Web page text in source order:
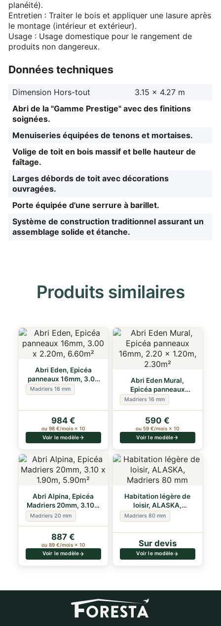
planéité).
Entretien : Traiter le bois et appliquer une lasure après
le montage (intérieur et extérieur).
Usage : Usage domestique pour le rangement de
produits non dangereux.
Données techniques
Dimension Hors-tout
3.15 x 4.27 m
Abri de la "Gamme Prestige" avec des finitions
soignées.
Menuiseries équipées de tenons et mortaises.
Volige de toit en bois massif et belle hauteur de
faîtage.
Larges débords de toit avec décorations
ouvragées.
Porte équipée d'une serrure à barillet.
Système de construction traditionnel assurant un
assemblage solide et étanche.
Produits similaires
Abri Eden, Epicéa
panneaux 16mm, 3.00
x 2.20m, 6.60m²
Madriers 16 mm
984 €
ou 98 €/mois × 10
Voir le modèle
Abri Eden Mural,
Epicéa panneaux
16mm, 2.20 x 1.20m,…
Madriers 16 mm
590 €
ou 59 €/mois × 10
Voir le modèle
Abri Alpina, Epicéa
Madriers 20mm, 3.10 x
1.90m, 5.90m²
Madriers 20 mm
887 €
ou 89 €/mois × 10
Voir le modèle
Habitation légère de
loisir, ALASKA,
Madriers 80 mm
Madriers 80 mm
Sur devis
Voir le modèle